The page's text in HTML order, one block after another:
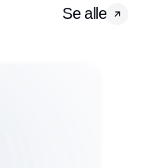
Se alle